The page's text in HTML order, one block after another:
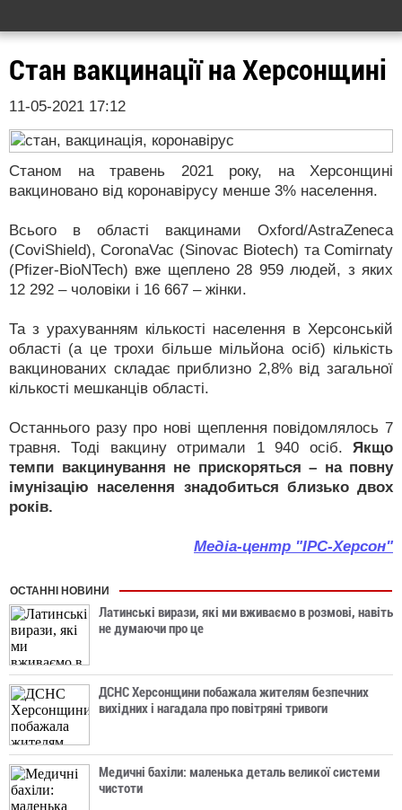
Стан вакцинації на Херсонщині
11-05-2021 17:12
Станом на травень 2021 року, на Херсонщині
вакциновано від коронавірусу менше 3% населення.
Всього в області вакцинами Oxford/AstraZeneca
(CoviShield), CoronaVac (Sinovac Biotech) та Comirnaty
(Pfizer-BioNTech) вже щеплено 28 959 людей, з яких
12 292 – чоловіки і 16 667 – жінки.
Та з урахуванням кількості населення в Херсонській
області (а це трохи більше мільйона осіб) кількість
вакцинованих складає приблизно 2,8% від загальної
кількості мешканців області.
Останнього разу про нові щеплення повідомлялось 7
травня. Тоді вакцину отримали 1 940 осіб. Якщо
темпи вакцинування не прискоряться – на повну
імунізацію населення знадобиться близько двох
років.
Медіа-центр "ІРС-Херсон"
ОСТАННІ НОВИНИ
Латинські вирази, які ми вживаємо в розмові, навіть
не думаючи про це
ДСНС Херсонщини побажала жителям безпечних
вихідних і нагадала про повітряні тривоги
Медичні бахіли: маленька деталь великої системи
чистоти